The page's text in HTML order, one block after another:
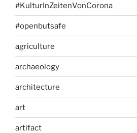
#KulturInZeitenVonCorona
#openbutsafe
agriculture
archaeology
architecture
art
artifact